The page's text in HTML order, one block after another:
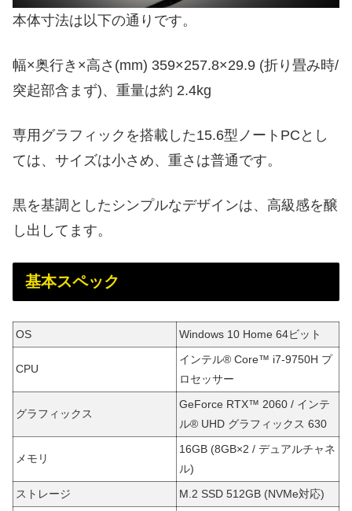
本体寸法は以下の通りです。
幅×奥行き×高さ(mm) 359×257.8×29.9 (折り畳み時/
突起部含まず)、重量は約 2.4kg
専用グラフィックを搭載した15.6型ノートPCとし
ては、サイズは小さめ、重さは普通です。
黒を基調としたシンプルなデザインは、高級感を醸
し出してます。
基本スペック
OS Windows 10 Home 64ビット
CPU
インテル® Core™ i7-9750H プ
ロセッサー
グラフィックス
GeForce RTX™ 2060 / インテ
ル® UHD グラフィックス 630
メモリ
16GB (8GB×2 / デュアルチャネ
ル)
ストレージ
M.2 SSD 512GB (NVMe対応)